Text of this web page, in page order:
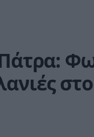
στο